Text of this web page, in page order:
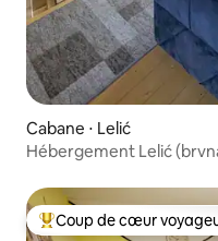
Cabane ⋅ Lelić
Hébergement Lelić
Coups de cœur
Coup de cœur